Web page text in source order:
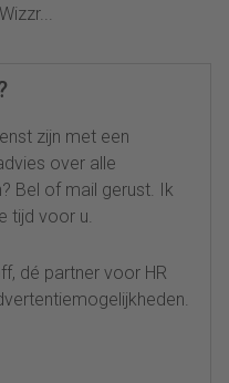
zijn met een
over alle
Bel of mail gerust. Ik
tijd voor u.
dé partner voor HR